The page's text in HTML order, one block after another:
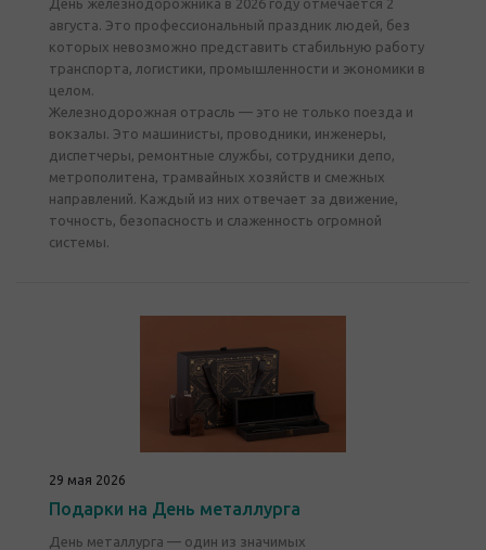
День железнодорожника в 2026 году отмечается 2
августа. Это профессиональный праздник людей, без
которых невозможно представить стабильную работу
транспорта, логистики, промышленности и экономики в
целом.
Железнодорожная отрасль — это не только поезда и
вокзалы. Это машинисты, проводники, инженеры,
диспетчеры, ремонтные службы, сотрудники депо,
метрополитена, трамвайных хозяйств и смежных
направлений. Каждый из них отвечает за движение,
точность, безопасность и слаженность огромной
системы.
29 мая 2026
Подарки на День металлурга
День металлурга — один из значимых